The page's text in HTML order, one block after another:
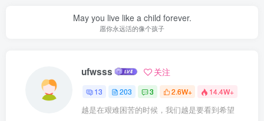
May you live like a child forever.
愿你永远活的像个孩子
ufwsss 关注
13 203 3 2.6W+ 14.4W+
越是在艰难困苦的时候，我们越是要看到希望